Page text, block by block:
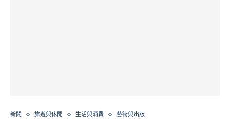
新聞 旅遊與休閒 生活與消費 藝術與出版